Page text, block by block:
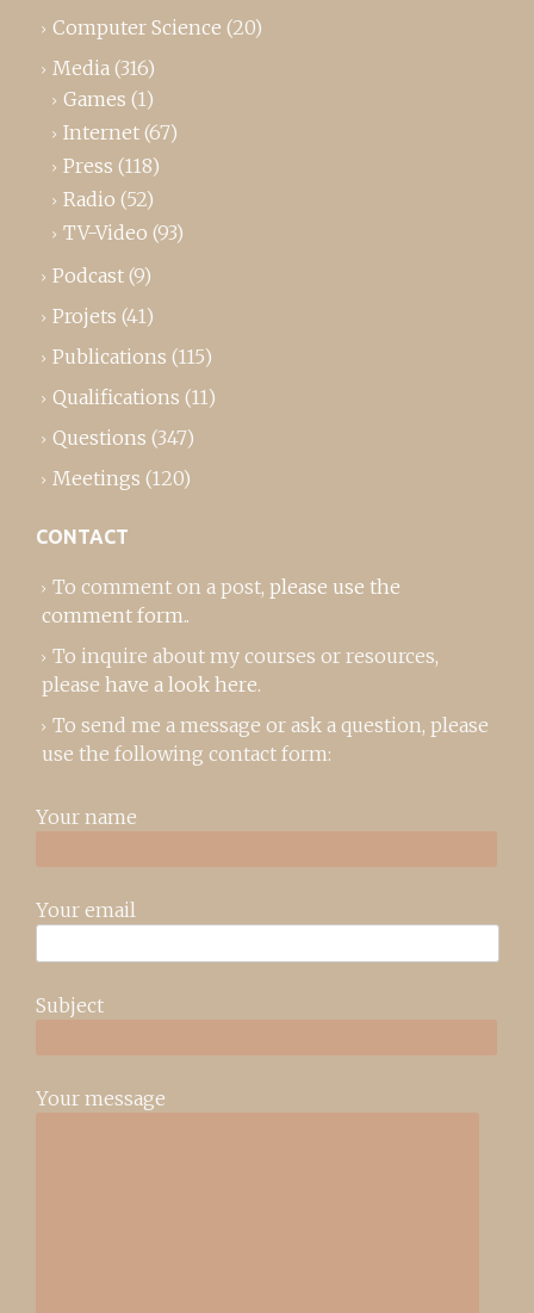
Computer Science (20)
Media (316)
Games (1)
Internet (67)
Press (118)
Radio (52)
TV-Video (93)
Podcast (9)
Projets (41)
Publications (115)
Qualifications (11)
Questions (347)
Meetings (120)
CONTACT
To comment on a post, please use the
comment form..
To inquire about my courses or resources,
please have a look here.
To send me a message or ask a question, please
use the following contact form:
Your name
Your email
Subject
Your message